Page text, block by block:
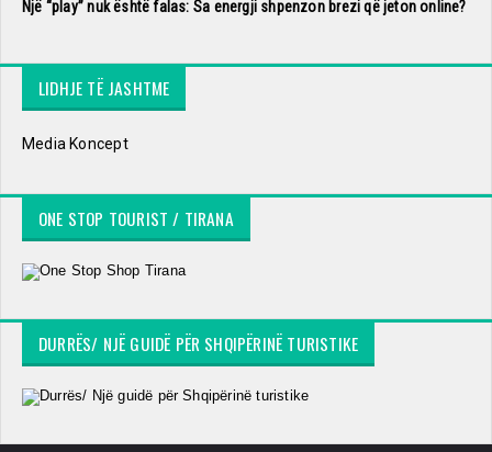
Një “play” nuk është falas: Sa energji shpenzon brezi që jeton online?
LIDHJE TË JASHTME
Media Koncept
ONE STOP TOURIST / TIRANA
DURRËS/ NJË GUIDË PËR SHQIPËRINË TURISTIKE